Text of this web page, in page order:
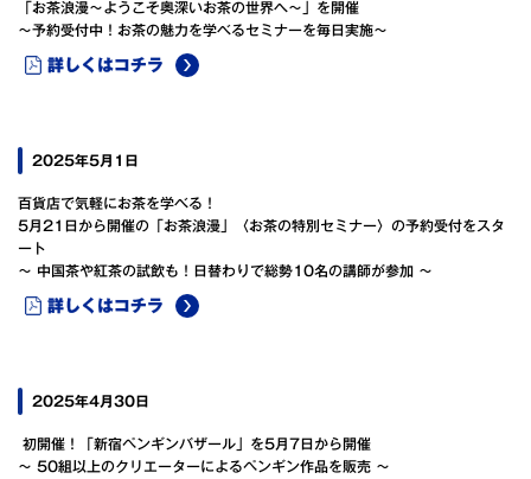
「お茶浪漫～ようこそ奥深いお茶の世界へ～」を開催
～予約受付中！お茶の魅力を学べるセミナーを毎日実施～
詳しくはコチラ
2025年5月1日
百貨店で気軽にお茶を学べる！
5月21日から開催の「お茶浪漫」〈お茶の特別セミナー〉の予約受付をスタ
ート
～ 中国茶や紅茶の試飲も！日替わりで総勢10名の講師が参加 ～
詳しくはコチラ
2025年4月30日
初開催！「新宿ペンギンバザール」を5月7日から開催
～ 50組以上のクリエーターによるペンギン作品を販売 ～